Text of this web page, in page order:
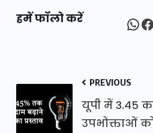
हमें फॉलो करें
PREVIOUS
यूपी में 3.45
उपभोक्ताओं